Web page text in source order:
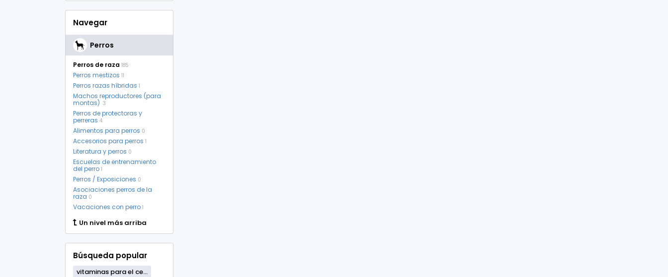
Navegar
Perros
Perros de raza 185
Perros mestizos 11
Perros razas híbridas 1
Machos reproductores (para
montas) 3
Perros de protectoras y
perreras 4
Alimentos para perros 0
Accesorios para perros 1
Literatura y perros 0
Escuelas de entrenamiento
del perro 1
Perros / Exposiciones 0
Asociaciones perros de la
raza 0
Vacaciones con perro 1
Un nivel más arriba
Búsqueda popular
vitaminas para el ce...